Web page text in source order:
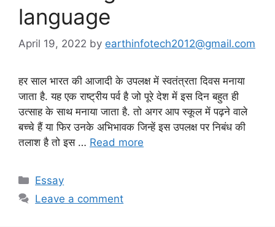
language
April 19, 2022 by earthinfotech2012@gmail.com
हर साल भारत की आजादी के उपलक्ष में स्वतंत्रता दिवस मनाया
जाता है. यह एक राष्ट्रीय पर्व है जो पूरे देश में इस दिन बहुत ही
उत्साह के साथ मनाया जाता है. तो अगर आप स्कूल में पढ़ने वाले
बच्चे हैं या फिर उनके अभिभावक जिन्हें इस उपलक्ष पर निबंध की
तलाश है तो इस … Read more
Categories
Essay
Leave a comment